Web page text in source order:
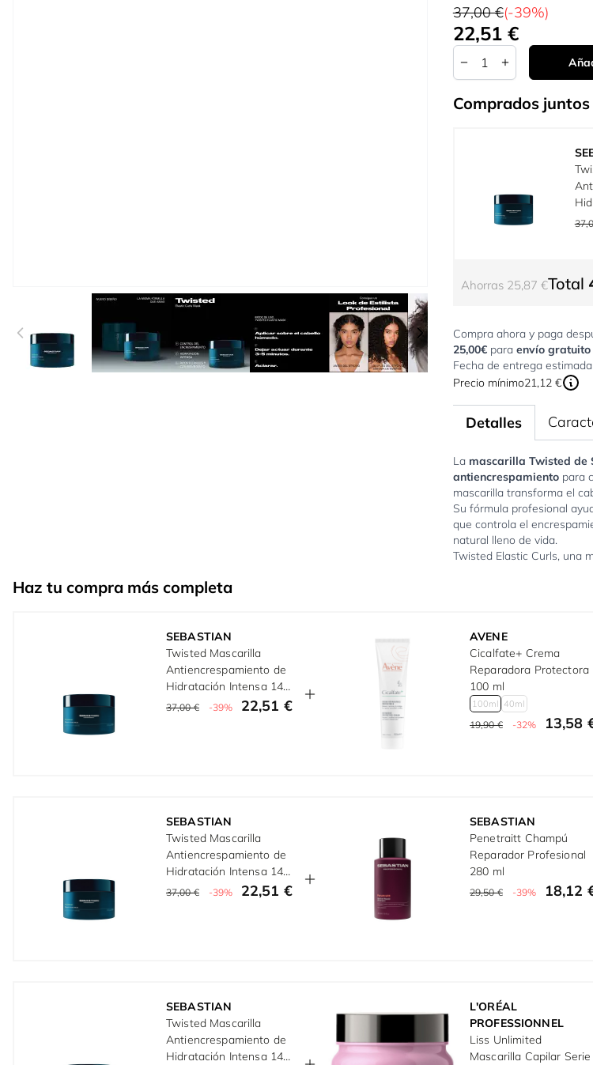
View larger imageView larger imageView larger imageView larger imageView larger image
37,00 €(-39%)
Tan bajo como:
22,51 €
Cantidad
Comprados
Ahorras 25,87 €Total
Compra ahora y paga
25,00€ para envío gratuito
Fecha de entrega
Precio mínimo21,12 €
Detalles
La mascarilla Twisted de
antiencrespamientopara
mascarilla transforma el
Su fórmula profesional
que controla el
natural lleno de vida.
Twisted Elastic Curls, una
Haz tu compra más completa
SEBASTIAN
Twisted Mascarilla
Antiencrespamiento de
Hidratación Intensa 145
ml
37,00 € -39% 22,51 €
AVENE
Cicalfate+ Crema
Reparadora Protectora
100 ml
100ml 40ml
19,90 € -32% 13,58
SEBASTIAN
Twisted Mascarilla
Antiencrespamiento de
Hidratación Intensa 145
ml
37,00 € -39% 22,51 €
SEBASTIAN
Penetraitt Champú
Reparador Profesional
280 ml
29,50 € -39% 18,12
SEBASTIAN
Twisted Mascarilla
Antiencrespamiento de
Hidratación Intensa 145
L'ORÉAL
PROFESSIONNEL
Liss Unlimited
Mascarilla Capilar Serie